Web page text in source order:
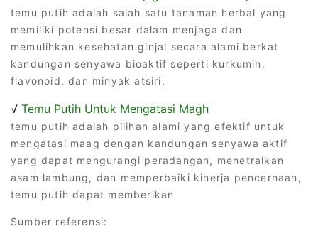
temu putih adalah salah satu tanaman herbal yang
memiliki potensi besar dalam menjaga dan
memulihkan kesehatan ginjal secara alami berkat
kandungan senyawa bioaktif seperti kurkumin,
flavonoid, dan minyak atsiri,
√ Temu Putih Untuk Mengatasi Magh
temu putih adalah pilihan alami yang efektif untuk
mengatasi maag dengan kandungan senyawa aktif
yang dapat mengurangi peradangan, menetralkan
asam lambung, dan memperbaiki kinerja pencernaan,
temu putih dapat memberikan
Sumber referensi: